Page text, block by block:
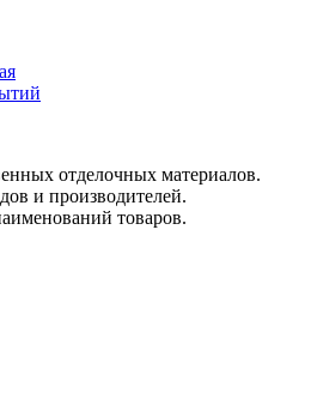
отделочных материалов.
и производителей.
товаров.